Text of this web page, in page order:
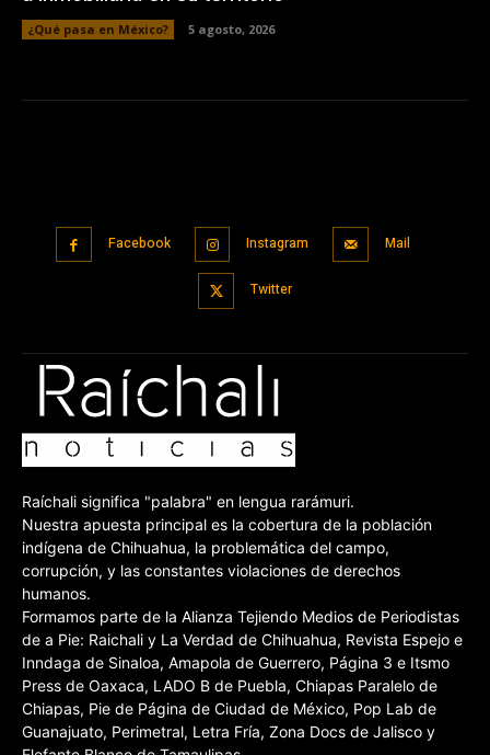
¿Qué pasa en México? 5 agosto, 2026
Facebook Instagram Mail
Twitter
Raíchali significa "palabra" en lengua rarámuri.
Nuestra apuesta principal es la cobertura de la población
indígena de Chihuahua, la problemática del campo,
corrupción, y las constantes violaciones de derechos
humanos.
Formamos parte de la Alianza Tejiendo Medios de Periodistas
de a Pie: Raichali y La Verdad de Chihuahua, Revista Espejo e
Inndaga de Sinaloa, Amapola de Guerrero, Página 3 e Itsmo
Press de Oaxaca, LADO B de Puebla, Chiapas Paralelo de
Chiapas, Pie de Página de Ciudad de México, Pop Lab de
Guanajuato, Perimetral, Letra Fría, Zona Docs de Jalisco y